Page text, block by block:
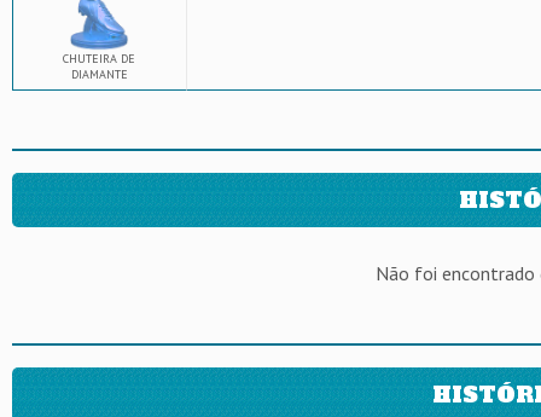
CHUTEIRA DE
DIAMANTE
Não foi encontrado